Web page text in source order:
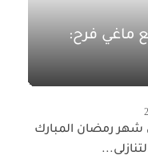
أغسطس 2026 مع ماغي فرح:
شهر رمضان المبارك